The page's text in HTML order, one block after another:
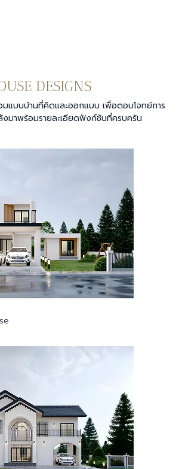
DESIGNS
มแบบบ้านที่คิดและออกแบบ เพื่อตอบโจทย์การ
มาพร้อมรายละเอียดฟังก์ชันที่ครบครัน